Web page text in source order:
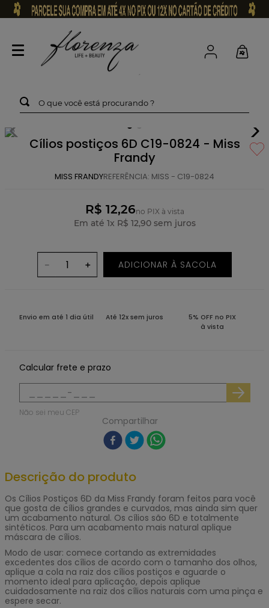
O que você está procurando ?
Cílios postiços 6D C19-0824 - Miss
Frandy
MISS FRANDYREFERÊNCIA: MISS - C19-0824
R$ 12,26no PIX à vista
Em até 1x R$ 12,90sem juros
＋
－ ADICIONAR À SACOLA
Envio em até 1 dia útil Até 12x sem juros
5% OFF no PIX
à vista
Calcular frete e prazo
Não sei meu CEP
Compartilhar
Descrição do produto
Os Cílios Postiços 6D da Miss Frandy foram feitos para você
que gosta de cílios grandes e curvados, mas ainda sim quer
um acabamento natural. Os cílios são 6D e totalmente
sintéticos. Para um acabamento mais natural aplique
máscara de cílios.
Modo de usar: comece cortando as extremidades
excedentes dos cílios de acordo com o tamanho dos olhos,
aplique a cola na raiz dos cílios postiços e aguarde o
momento ideal para aplicação, depois aplique
cuidadosamente na raiz dos cílios naturais com uma pinça e
espere secar.